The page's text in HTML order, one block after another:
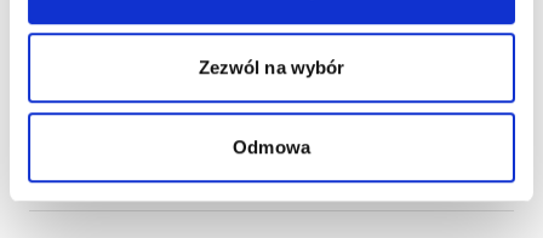
Zezwól na wybór
Odmowa
Wydrukuj plakat